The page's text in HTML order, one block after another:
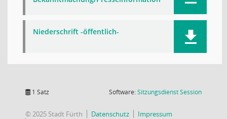
Niederschrift -öffentlich-
1 Satz Software:SitzungsdienstSession(Wird in
© 2025 Stadt Fürth Datenschutz
Impressum